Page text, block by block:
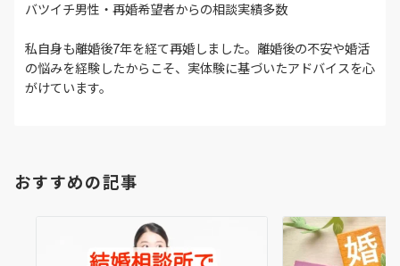
バツイチ男性・再婚希望者からの相談実績多数
私自身も離婚後7年を経て再婚しました。離婚後の不安や婚活
の悩みを経験したからこそ、実体験に基づいたアドバイスを心
がけています。
おすすめの記事